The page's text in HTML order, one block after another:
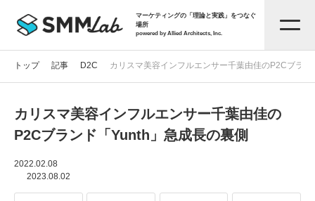
マーケティングの「理論と実践」をつなぐ
場所
powered by Allied Architects, Inc.
記事一覧
トップ 記事 D2C カリスマ美容インフルエンサー千葉由佳のP2Cブラ
カリスマ美容インフルエンサー千葉由佳の
P2Cブランド「Yunth」急成長の裏側
2022.02.08
2023.08.02